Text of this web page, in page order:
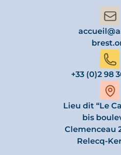
+33 (0)2 98
Lieu dit “Le
bis
Clemenceau
Relecq-